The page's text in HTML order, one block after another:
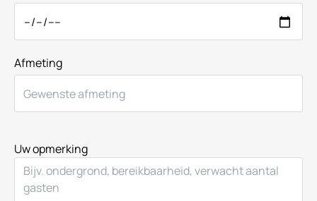
Afmeting
Uw opmerking